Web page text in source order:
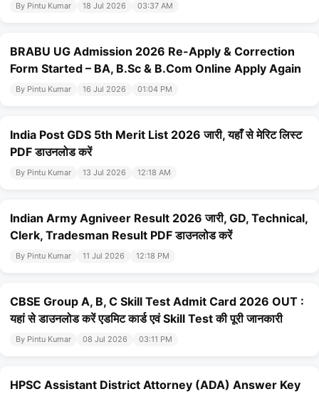
By Pintu Kumar 18 Jul 2026 03:37 AM
BRABU UG Admission 2026 Re-Apply & Correction
Form Started – BA, B.Sc & B.Com Online Apply Again
By Pintu Kumar 16 Jul 2026 01:04 PM
India Post GDS 5th Merit List 2026 जारी, यहाँ से मेरिट लिस्ट
PDF डाउनलोड करें
By Pintu Kumar 13 Jul 2026 12:18 AM
Indian Army Agniveer Result 2026 जारी, GD, Technical,
Clerk, Tradesman Result PDF डाउनलोड करें
By Pintu Kumar 11 Jul 2026 12:18 PM
CBSE Group A, B, C Skill Test Admit Card 2026 OUT :
यहां से डाउनलोड करें एडमिट कार्ड एवं Skill Test की पूरी जानकारी
By Pintu Kumar 08 Jul 2026 03:11 PM
HPSC Assistant District Attorney (ADA) Answer Key